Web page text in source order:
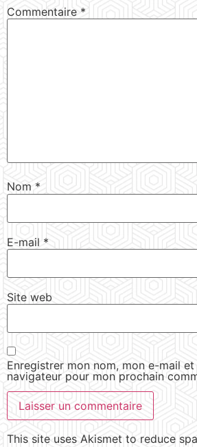
Commentaire *
Nom *
E-mail*
Site web
Enregistrer mon nom, mon e-mail
navigateur pour mon prochain
This site uses Akismet to reduce